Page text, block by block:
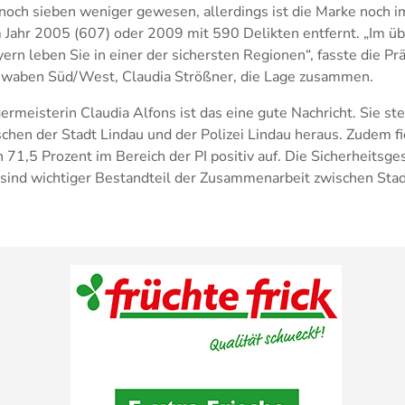
sieben weniger gewesen, allerdings ist die Marke noch
2005 (607) oder 2009 mit 590 Delikten entfernt. „Im
leben Sie in einer der sichersten Regionen“, fasste die
Süd/West, Claudia Strößner, die Lage zusammen.
Claudia Alfons ist das eine gute Nachricht. Sie
der Stadt Lindau und der Polizei Lindau heraus. Zudem
Prozent im Bereich der PI positiv auf. Die
wichtiger Bestandteil der Zusammenarbeit zwischen